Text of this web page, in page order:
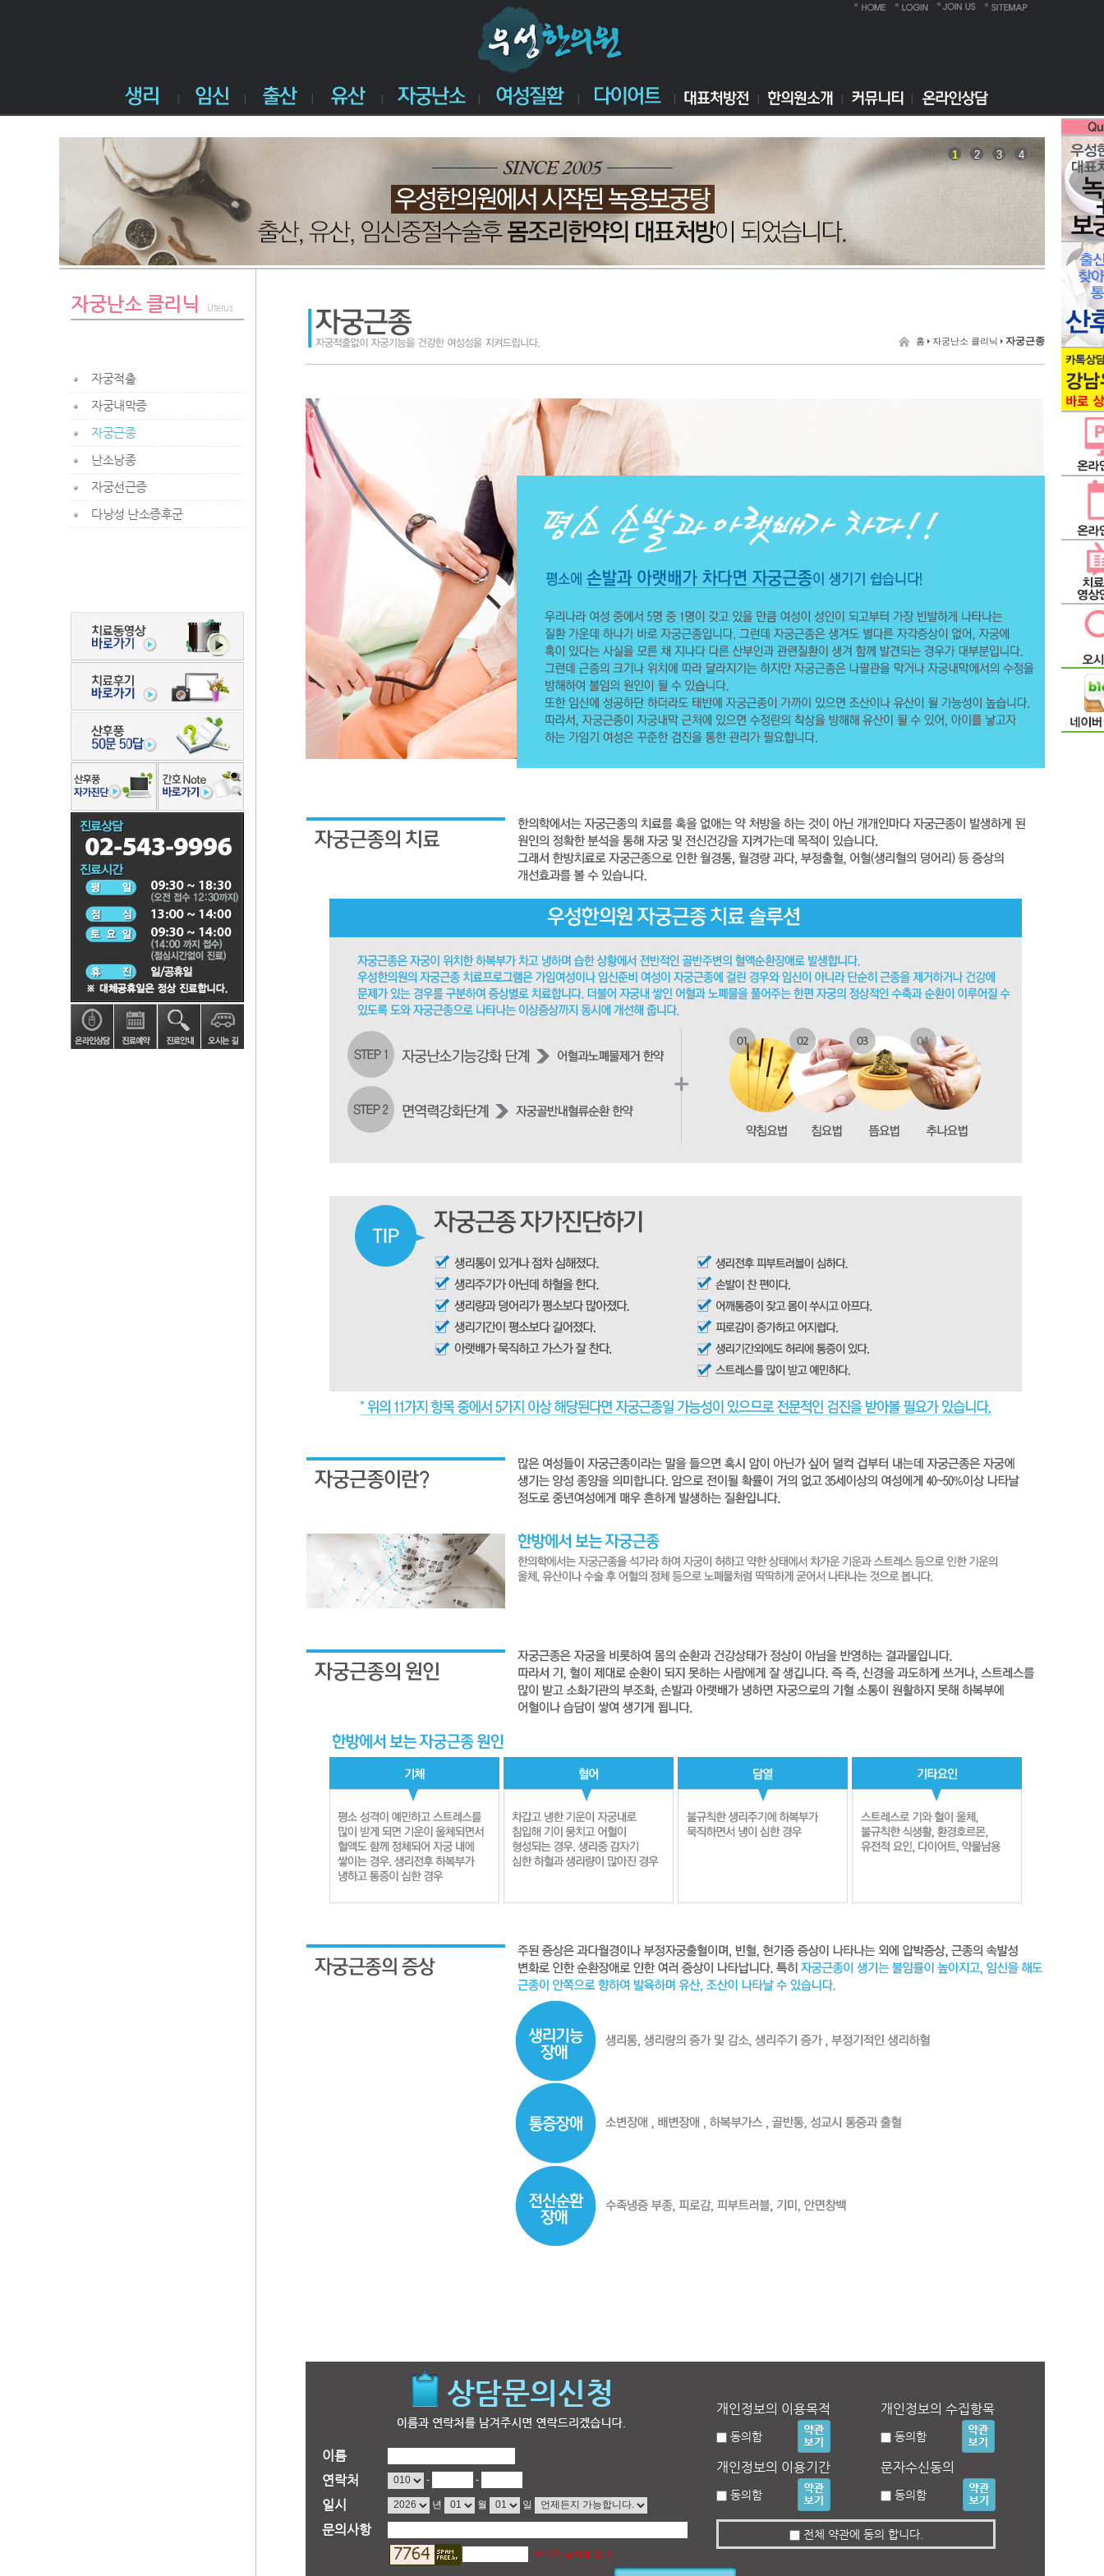
1 2 3 4
자궁난소 클리닉 Uterus
자궁적출
자궁내막증
자궁근종
난소낭종
자궁선근증
다낭성 난소증후군
홈 자궁난소 클리닉 자궁근종
이름
연락처
- -
일시 년 월 일
문의사항
이미지 글자를 입력
개인정보의 이용목적
동의함
개인정보의 수집항목
동의함
개인정보의 이용기간
동의함
문자수신동의
동의함
전체 약관에 동의 합니다.